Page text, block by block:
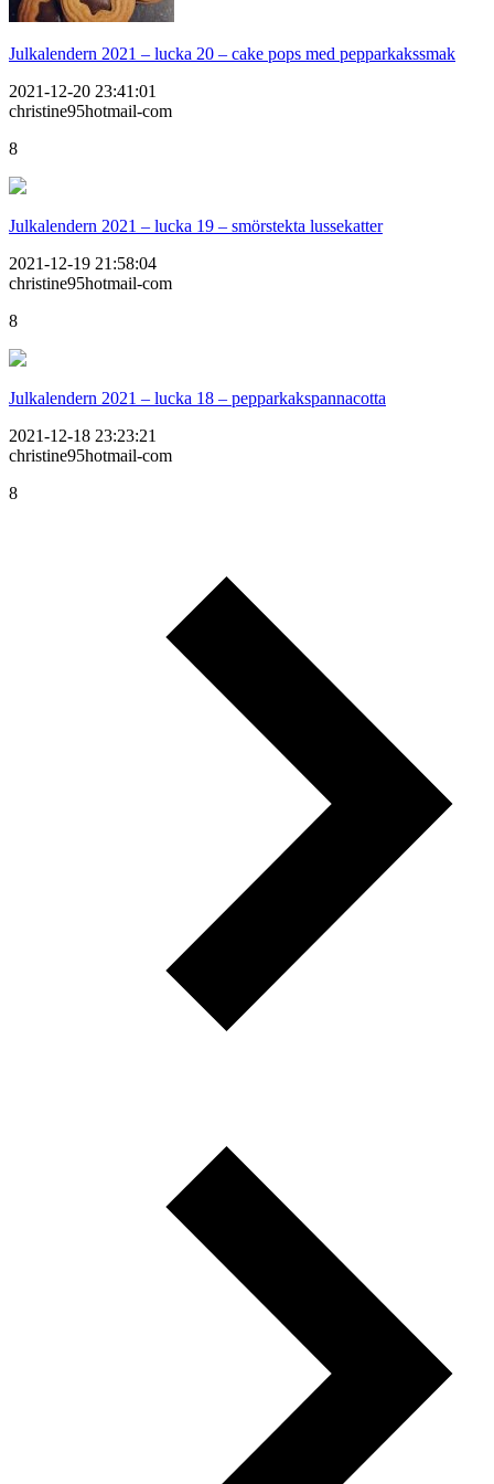
Julkalendern 2021 – lucka 20 – cake pops med pepparkakssmak
2021-12-20 23:41:01
christine95hotmail-com
8
Julkalendern 2021 – lucka 19 – smörstekta lussekatter
2021-12-19 21:58:04
christine95hotmail-com
8
Julkalendern 2021 – lucka 18 – pepparkakspannacotta
2021-12-18 23:23:21
christine95hotmail-com
8